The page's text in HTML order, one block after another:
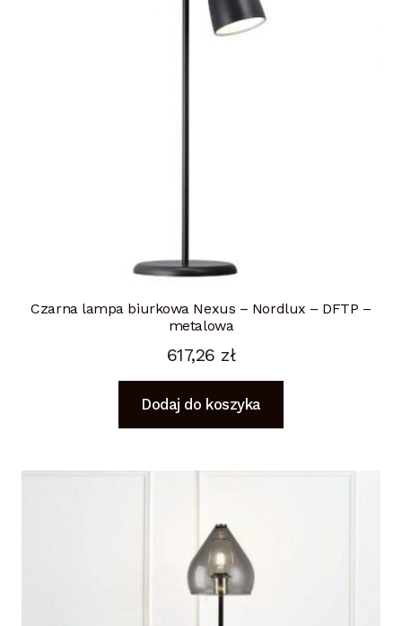
Czarna lampa biurkowa Nexus – Nordlux – DFTP –
metalowa
617,26 zł
Dodaj do koszyka